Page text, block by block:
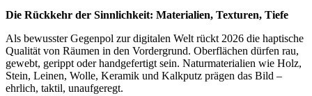
Die Rückkehr der Sinnlichkeit: Materialien, Texturen, Tiefe
Als bewusster Gegenpol zur digitalen Welt rückt 2026 die haptische
Qualität von Räumen in den Vordergrund. Oberflächen dürfen rau,
gewebt, gerippt oder handgefertigt sein. Naturmaterialien wie Holz,
Stein, Leinen, Wolle, Keramik und Kalkputz prägen das Bild –
ehrlich, taktil, unaufgeregt.